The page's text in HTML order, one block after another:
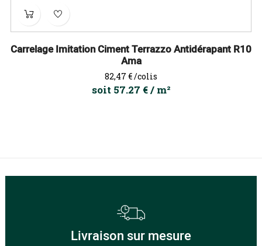
Carrelage Imitation Ciment Terrazzo Antidérapant R10
Ama
Prix
82,47 €/colis
soit 57.27 € / m²
Livraison sur mesure